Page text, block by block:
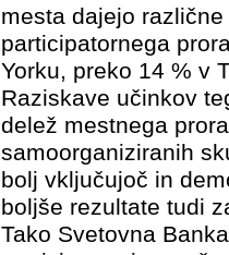
mesta dajejo
participatornega
Yorku, preko 14 % v
Raziskave učinkov
delež mestnega
samoorganiziranih
bolj vključujoč in
boljše rezultate tudi
Tako Svetovna